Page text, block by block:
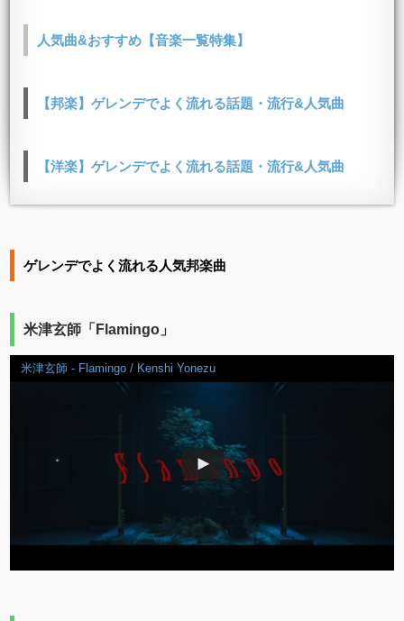
人気曲&おすすめ【音楽一覧特集】
【邦楽】ゲレンデでよく流れる話題・流行&人気曲
【洋楽】ゲレンデでよく流れる話題・流行&人気曲
ゲレンデでよく流れる人気邦楽曲
米津玄師「Flamingo」
米津玄師 - Flamingo / Kenshi Yonezu